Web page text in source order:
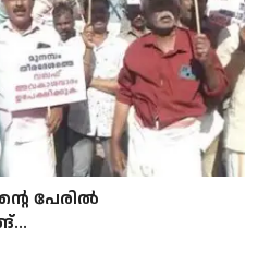
പേരില്‍